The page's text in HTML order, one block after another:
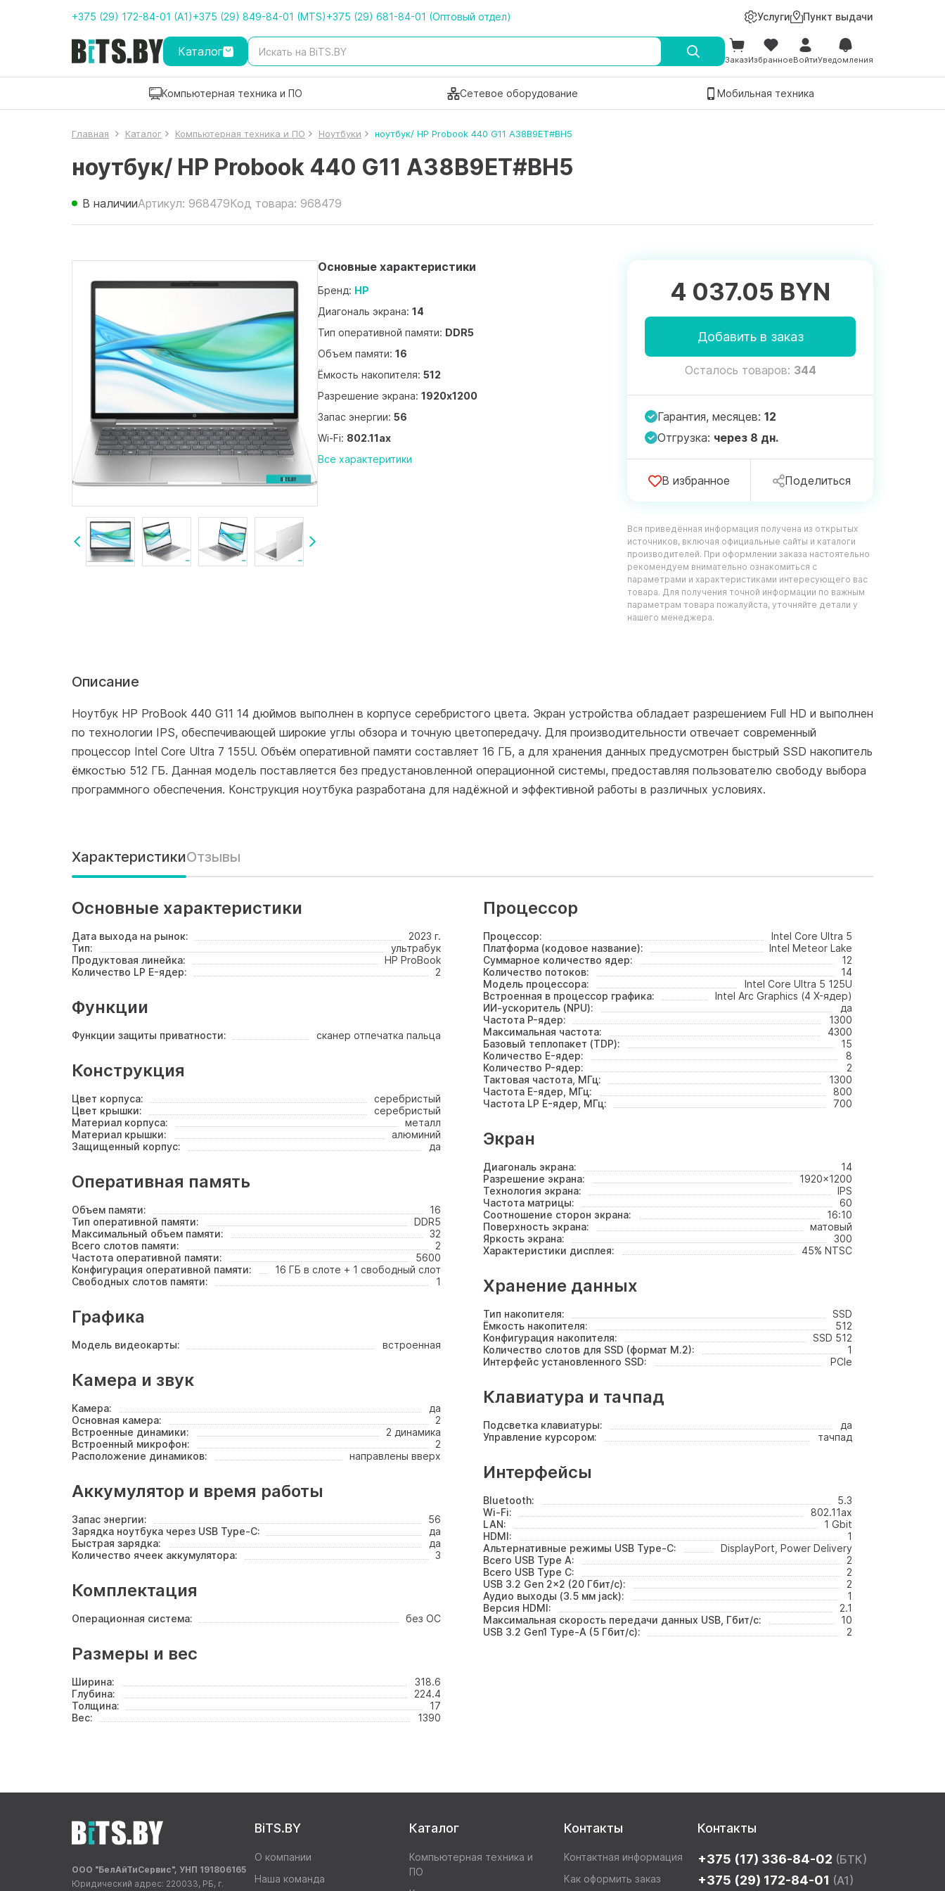
+375 (29) 172-84-01 (A1)+375 (29) 849-84-01 (MTS)+375 (29) 681-84-01 (Оптовый отдел) Услуги Пункт выдачи
Каталог
ЗаказИзбранноеВойтиУведомления
Компьютерная техника и ПО Сетевое оборудование Мобильная техника
Главная Каталог Компьютерная техника и ПО Ноутбуки ноутбук/ HP Probook 440 G11 A38B9ET#BH5
ноутбук/ HP Probook 440 G11 A38B9ET#BH5
В наличииАртикул: 968479Код товара: 968479
Основные характеристики
Бренд: HP
Диагональ экрана: 14
Тип оперативной памяти: DDR5
Объем памяти: 16
Ёмкость накопителя: 512
Разрешение экрана: 1920x1200
Запас энергии: 56
Wi-Fi: 802.11ax
Все характеритики
4 037.05 BYN
Добавить в заказ
Осталось товаров: 344
Гарантия, месяцев: 12
Отгрузка: через 8 дн.
В избранное Поделиться
Вся приведённая информация получена из открытых
источников, включая официальные сайты и каталоги
производителей. При оформлении заказа настоятельно
рекомендуем внимательно ознакомиться с
параметрами и характеристиками интересующего вас
товара. Для получения точной информации по важным
параметрам товара пожалуйста, уточняйте детали у
нашего менеджера.
Описание
Ноутбук HP ProBook 440 G11 14 дюймов выполнен в корпусе серебристого цвета. Экран устройства обладает разрешением Full HD и выполнен
по технологии IPS, обеспечивающей широкие углы обзора и точную цветопередачу. Для производительности отвечает современный
процессор Intel Core Ultra 7 155U. Объём оперативной памяти составляет 16 ГБ, а для хранения данных предусмотрен быстрый SSD накопитель
ёмкостью 512 ГБ. Данная модель поставляется без предустановленной операционной системы, предоставляя пользователю свободу выбора
программного обеспечения. Конструкция ноутбука разработана для надёжной и эффективной работы в различных условиях.
ХарактеристикиОтзывы
Основные характеристики
Дата выхода на рынок:
2023 г.
Тип:
ультрабук
Продуктовая линейка:
HP ProBook
Количество LP E-ядер:
2
Процессор
Процессор:
Intel Core Ultra 5
Платформа (кодовое название):
Intel Meteor Lake
Суммарное количество ядер:
12
Количество потоков:
14
Модель процессора:
Intel Core Ultra 5 125U
Встроенная в процессор графика:
Intel Arc Graphics (4 X-ядер)
ИИ-ускоритель (NPU):
да
Частота P-ядер:
1300
Максимальная частота:
4300
Базовый теплопакет (TDP):
15
Количество E-ядер:
8
Количество P-ядер:
2
Тактовая частота, МГц:
1300
Частота E-ядер, МГц:
800
Частота LP E-ядер, МГц:
700
Функции
Функции защиты приватности: сканер отпечатка пальца
Конструкция
Цвет корпуса:
серебристый
Цвет крышки:
серебристый
Материал корпуса:
металл
Материал крышки:
алюминий
Защищенный корпус:
да Экран
Диагональ экрана:
14
Разрешение экрана:
1920x1200
Технология экрана:
IPS
Частота матрицы:
60
Соотношение сторон экрана:
16:10
Поверхность экрана:
матовый
Яркость экрана:
300
Характеристики дисплея:
45% NTSC
Оперативная память
Объем памяти:
16
Тип оперативной памяти:
DDR5
Максимальный объем памяти:
32
Всего слотов памяти:
2
Частота оперативной памяти:
5600
Конфигурация оперативной памяти:
16 ГБ в слоте + 1 свободный слот
Свободных слотов памяти:
1 Хранение данных
Тип накопителя:
SSD
Ёмкость накопителя:
512
Конфигурация накопителя:
SSD 512
Количество слотов для SSD (формат M.2):
1
Интерфейс установленного SSD:
PCIe
Графика
Модель видеокарты: встроенная
Камера и звук
Камера:
да
Основная камера:
2
Встроенные динамики:
2 динамика
Встроенный микрофон:
2
Расположение динамиков:
направлены вверх
Клавиатура и тачпад
Подсветка клавиатуры:
да
Управление курсором:
тачпад
Интерфейсы
Bluetooth:
5.3
Wi-Fi:
802.11ax
LAN:
1 Gbit
HDMI:
1
Альтернативные режимы USB Type-C:
DisplayPort, Power Delivery
Всего USB Type A:
2
Всего USB Type C:
2
USB 3.2 Gen 2x2 (20 Гбит/с):
2
Аудио выходы (3.5 мм jack):
1
Версия HDMI:
2.1
Максимальная скорость передачи данных USB, Гбит/с:
10
USB 3.2 Gen1 Type-A (5 Гбит/с):
2
Аккумулятор и время работы
Запас энергии:
56
Зарядка ноутбука через USB Type-C:
да
Быстрая зарядка:
да
Количество ячеек аккумулятора:
3
Комплектация
Операционная система: без ОС
Размеры и вес
Ширина:
318.6
Глубина:
224.4
Толщина:
17
Вес:
1390
Контакты
+375 (17) 336-84-02 (БТК)
+375 (29) 172-84-01 (A1)
BiTS.BY
О компании
Наша команда
Каталог
Компьютерная техника и
ПО
Контакты
Контактная информация
Как оформить заказ
ООО "БелАйТиСервис", УНП 191806165
Юридический адрес: 220033, РБ, г.